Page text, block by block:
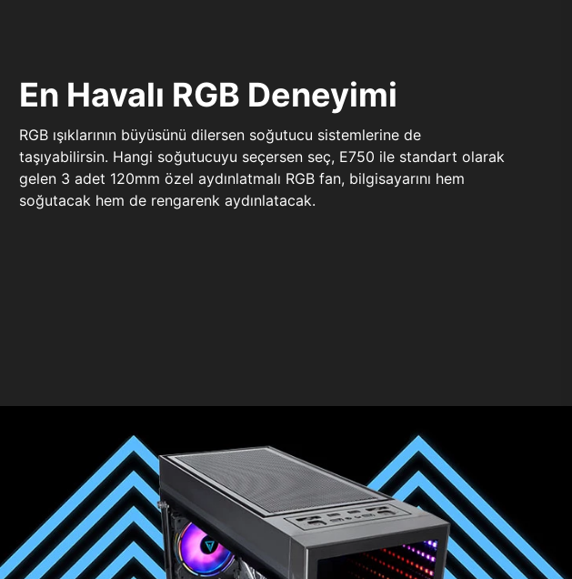
En Havalı RGB Deneyimi
RGB ışıklarının büyüsünü dilersen soğutucu sistemlerine de
taşıyabilirsin. Hangi soğutucuyu seçersen seç, E750 ile standart olarak
gelen 3 adet 120mm özel aydınlatmalı RGB fan, bilgisayarını hem
soğutacak hem de rengarenk aydınlatacak.